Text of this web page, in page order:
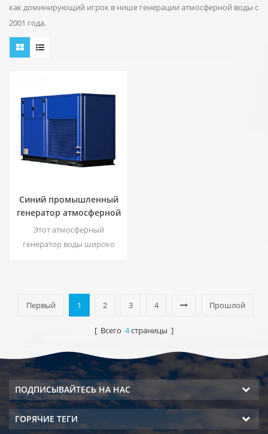
как доминирующий игрок в нише генерации атмосферной воды с
2001 года.
Синий промышленный
генератор атмосферной
воды 250 л / день
Этот атмосферный
генератор воды широко
из воздуха, система DOW RO.
Горячий & amp; выход
холодной чистой воды. ЖК-
Первый 1 2 3 4 Прошлой
[ Всего 4страницы ]
ПОДПИСЫВАЙТЕСЬ НА НАС
ГОРЯЧИЕ ТЕГИ